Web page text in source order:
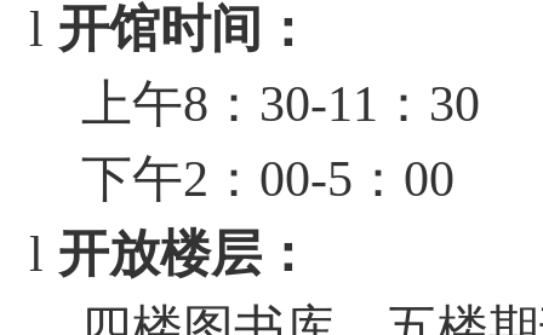
l 开馆时间：
上午8 ： 30-11 ： 30
下午2 ： 00-5 ： 00
l 开放楼层：